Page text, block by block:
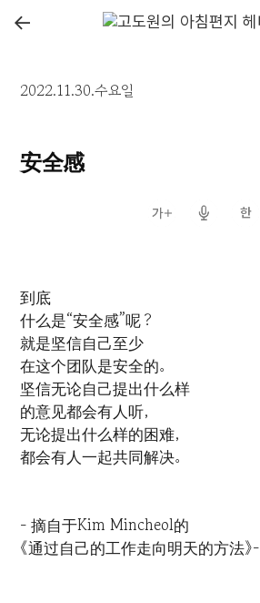
←
2022.11.30.수요일
安全感
到底
什么是“安全感”呢？
就是坚信自己至少
在这个团队是安全的。
坚信无论自己提出什么样
的意见都会有人听，
无论提出什么样的困难，
都会有人一起共同解决。
- 摘自于Kim Mincheol的
《通过自己的工作走向明天的方法》-